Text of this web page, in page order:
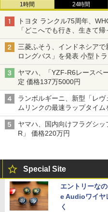
1時間 24時間
トヨタ ランクル75周年、
「どこへでも行き、生きて
命をつなぐ
三菱ふそう、インドネシア
ロングバス」を発表 小型ト
バス
ヤマハ、「YZF-R6レースベ
定 価格137万5000円
ランボルギーニ、新型「レ
ムリンクの最速ラップタイム
ヤマハ、国内向けフラグシ
R」 価格220万円
Special Site
エントリーな
e Audioワイヤ
く